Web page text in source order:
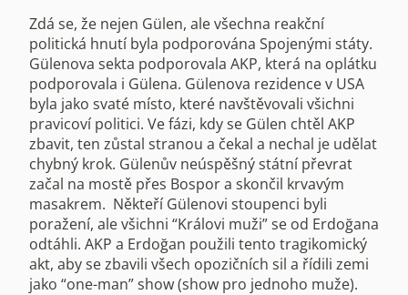
Zdá se, že nejen Gülen, ale všechna reakční
politická hnutí byla podporována Spojenými státy.
Gülenova sekta podporovala AKP, která na oplátku
podporovala i Gülena. Gülenova rezidence v USA
byla jako svaté místo, které navštěvovali všichni
pravicoví politici. Ve fázi, kdy se Gülen chtěl AKP
zbavit, ten zůstal stranou a čekal a nechal je udělat
chybný krok. Gülenův neúspěšný státní převrat
začal na mostě přes Bospor a skončil krvavým
masakrem. Někteří Gülenovi stoupenci byli
poražení, ale všichni “Královi muži” se od Erdoğana
odtáhli. AKP a Erdoğan použili tento tragikomický
akt, aby se zbavili všech opozičních sil a řídili zemi
jako “one-man” show (show pro jednoho muže).